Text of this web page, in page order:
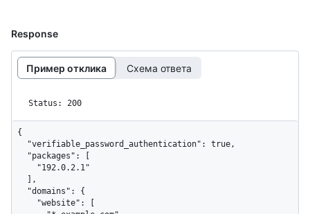
Response
Пример отклика Схема ответа
Status: 200
{